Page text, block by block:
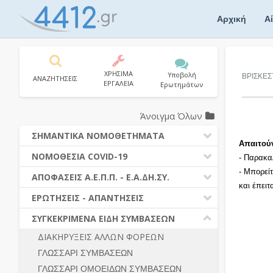
Αρχική
-
-
και
ΑΝΑΖΗΤΗΣΕΙΣ
ΧΡΗΣΙΜΑ
ΕΡΓΑΛΕΙΑ
Υποβολή
Ερωτημάτων
Άνοιγμα Όλων
ΣΗΜΑΝΤΙΚΑ ΝΟΜΟΘΕΤΗΜΑΤΑ
ΔΗΜΟΣΙΕΣ ΣΥΜΒΑΣΕΙΣ (Ν. 4412/2016)
ΔΗΜΟΤΙΚΟΣ ΚΩΔΙΚΑΣ (Ν.3463/2006)
ΚΑΛΛΙΚΡΑΤΗΣ (Ν.3852/2010)
ΝΟΜΟΘΕΣΙΑ - ΝΟΜΟΛΟΓΙΑ (ΣΥΝΟΛΟ)
ΝΟΜΟΘΕΣΙΑ COVID-19
ΝΟΜΟΘΕΣΙΑ - ΝΟΜΟΛΟΓΙΑ COVID -19
ΕΡΩΤΗΣΕΙΣ - ΑΠΑΝΤΗΣΕΙΣ
ΑΠΟΦΑΣΕΙΣ Α.Ε.Π.Π. - Ε.Α.ΔΗ.ΣΥ.
ΠΡΟΔΙΚΑΣΤΙΚΗ ΠΡΟΣΦΥΓΗ
ΓΕΝΙΚΟΙ ΚΑΝΟΝΕΣ
ΔΙΚΑΙΟΥΜΕΝΟΙ ΣΥΜΜΕΤΟΧΗΣ
ΠΡΟΣΦΟΡΕΣ – ΔΙΚΑΙΟΛΟΓΗΤΙΚΑ
ΣΥΜΜΕΤΟΧΗΣ
ΕΡΩΤΗΣΕΙΣ - ΑΠΑΝΤΗΣΕΙΣ
Ν. 4782/2021 - ΤΡΟΠΟΠΟΙΗΣΗ
4412/2016
ΔΙΕΞΑΓΩΓΗ ΔΙΑΔΙΚΑΣΙΑΣ
ΔΙΑΔΙΚΑΣΙΕΣ ΑΝΑΘΕΣΗΣ
ΣΥΓΚΕΚΡΙΜΕΝΑ ΕΙΔΗ ΣΥΜΒΑΣΕΩΝ
ΔΙΑΚΗΡΥΞΕΙΣ ΑΛΛΩΝ ΦΟΡΕΩΝ
ΓΛΩΣΣΑΡΙ ΣΥΜΒΑΣΕΩΝ
ΓΛΩΣΣΑΡΙ ΟΜΟΕΙΔΩΝ ΣΥΜΒΑΣΕΩΝ